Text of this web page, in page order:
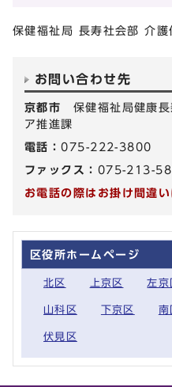
保健福祉局 長寿社会部 介護
お問い合わせ先
京都市 保健福祉局健康
ア推進課
電話：075-222-3800
ファックス： 075-213-
お電話の際はお掛け間違
区役所ホームページ
北区 上京区 左京
山科区 下京区 南
伏見区